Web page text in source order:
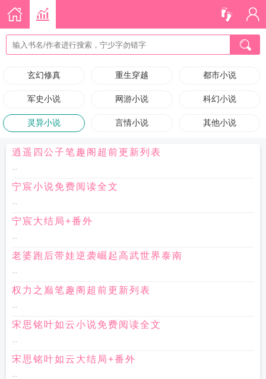
玄幻修真 重生穿越 都市小说
军史小说 网游小说 科幻小说
灵异小说 言情小说 其他小说
逍遥四公子笔趣阁超前更新列表
...
宁宸小说免费阅读全文
...
宁宸大结局+番外
...
老婆跑后带娃逆袭崛起高武世界泰南
...
权力之巅笔趣阁超前更新列表
...
宋思铭叶如云小说免费阅读全文
...
宋思铭叶如云大结局+番外
...